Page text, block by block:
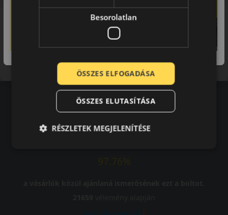
Felhasználói vélemények
Besorolatlan
ÖSSZES ELFOGADÁSA
ÖSSZES ELUTASÍTÁSA
RÉSZLETEK MEGJELENÍTÉSE